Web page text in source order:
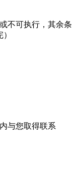
不可执行，其余条
与您取得联系